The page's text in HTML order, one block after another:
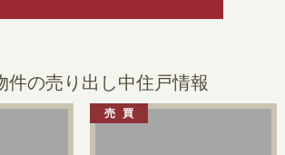
件の売り出し中住戸情報